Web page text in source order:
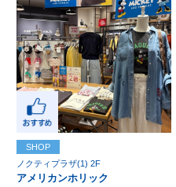
SHOP
ノクティプラザ(1) 2F
アメリカンホリック